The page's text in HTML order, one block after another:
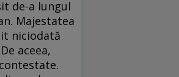
de-a lungul
Majestatea
niciodată
aceea,